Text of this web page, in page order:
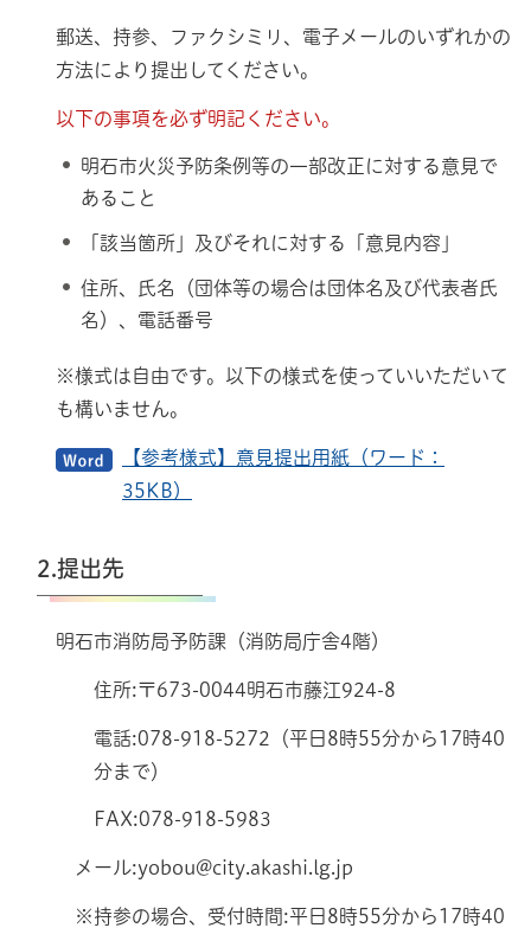
郵送、持参、ファクシミリ、電子メールのいずれかの
方法により提出してください。
以下の事項を必ず明記ください。
明石市火災予防条例等の一部改正に対する意見で
あること
「該当箇所」及びそれに対する「意見内容」
住所、氏名（団体等の場合は団体名及び代表者氏
名）、電話番号
※様式は自由です。以下の様式を使っていいただいて
も構いません。
【参考様式】意見提出用紙（ワード：
35KB）
2.提出先
明石市消防局予防課（消防局庁舎4階）
住所:〒673-0044明石市藤江924-8
電話:078-918-5272（平日8時55分から17時40
分まで）
FAX:078-918-5983
メール:yobou@city.akashi.lg.jp
※持参の場合、受付時間:平日8時55分から17時40